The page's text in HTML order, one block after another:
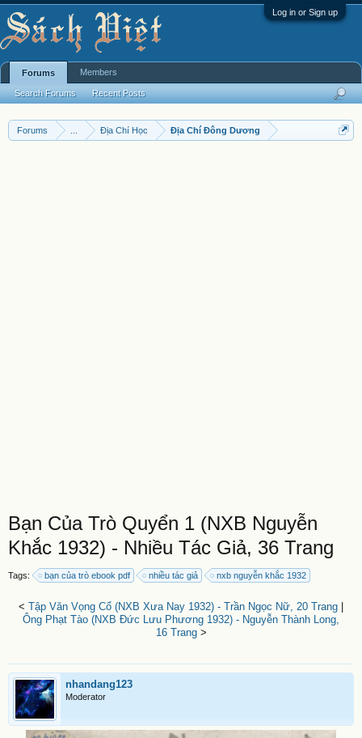
Log in or Sign up
Forums Địa Chí Học Địa Chí Đông Dương
Bạn Của Trò Quyển 1 (NXB Nguyễn
Khắc 1932) - Nhiều Tác Giả, 36 Trang
Tags: bạn của trò ebook pdf nhiều tác giả nxb nguyễn khắc 1932
< Tập Văn Vọng Cổ (NXB Xưa Nay 1932) - Trần Ngọc Nữ, 20 Trang
Ông Phạt Tào (NXB Đức Lưu Phương 1932) - Nguyễn Thành Long,
16 Trang>
nhandang123
Moderator
Forums
Search Forums Recent Posts
Members